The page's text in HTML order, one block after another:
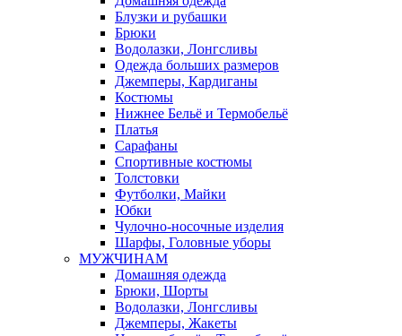
Блузки и рубашки
Брюки
Водолазки, Лонгсливы
Одежда больших размеров
Джемперы, Кардиганы
Костюмы
Нижнее Бельё и Термобельё
Платья
Сарафаны
Спортивные костюмы
Толстовки
Футболки, Майки
Юбки
Чулочно-носочные изделия
Шарфы, Головные уборы
МУЖЧИНАМ
Домашняя одежда
Брюки, Шорты
Водолазки, Лонгсливы
Джемперы, Жакеты